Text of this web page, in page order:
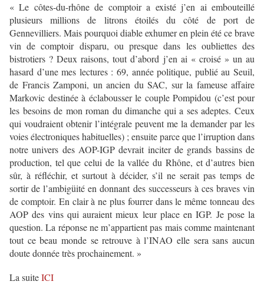
« Le côtes-du-rhône de comptoir a existé j’en ai embouteillé
plusieurs millions de litrons étoilés du côté de port de
Gennevilliers. Mais pourquoi diable exhumer en plein été ce brave
vin de comptoir disparu, ou presque dans les oubliettes des
bistrotiers ? Deux raisons, tout d’abord j’en ai « croisé » un au
hasard d’une mes lectures : 69, année politique, publié au Seuil,
de Francis Zamponi, un ancien du SAC, sur la fameuse affaire
Markovic destinée à éclabousser le couple Pompidou (c’est pour
les besoins de mon roman du dimanche qui a ses adeptes. Ceux
qui voudraient obtenir l’intégrale peuvent me la demander par les
voies électroniques habituelles) ; ensuite parce que l’irruption dans
notre univers des AOP-IGP devrait inciter de grands bassins de
production, tel que celui de la vallée du Rhône, et d’autres bien
sûr, à réfléchir, et surtout à décider, s’il ne serait pas temps de
sortir de l’ambigüité en donnant des successeurs à ces braves vin
de comptoir. En clair à ne plus fourrer dans le même tonneau des
AOP des vins qui auraient mieux leur place en IGP. Je pose la
question. La réponse ne m’appartient pas mais comme maintenant
tout ce beau monde se retrouve à l’INAO elle sera sans aucun
doute donnée très prochainement. »
La suiteICI